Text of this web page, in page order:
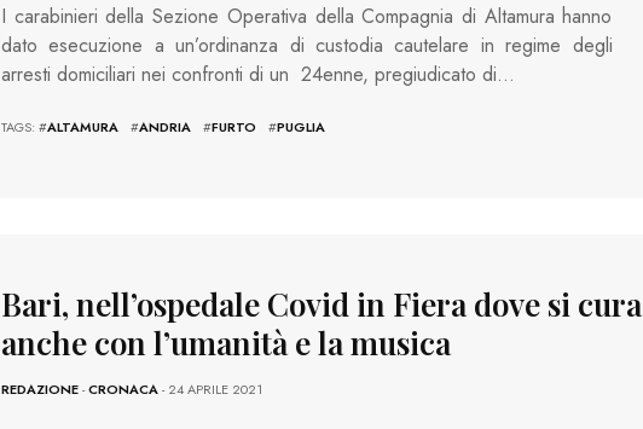
I carabinieri della Sezione Operativa della Compagnia di Altamura hanno
dato esecuzione a un’ordinanza di custodia cautelare in regime degli
arresti domiciliari nei confronti di un 24enne, pregiudicato di…
TAGS: #ALTAMURA #ANDRIA #FURTO #PUGLIA
Bari, nell’ospedale Covid in Fiera dove si cura
anche con l’umanità e la musica
REDAZIONE-CRONACA- 24 APRILE 2021